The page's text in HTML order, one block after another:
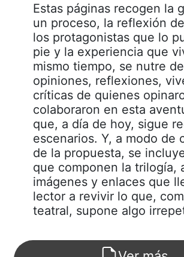
Estas páginas recogen la
un proceso, la reflexión
los protagonistas que lo
pie y la experiencia que
mismo tiempo, se nutre
opiniones, reflexiones,
críticas de quienes
colaboraron en esta
que, a día de hoy, sigue
escenarios. Y, a modo de
de la propuesta, se
que componen la trilogía,
imágenes y enlaces que
lector a revivir lo que,
teatral, supone algo